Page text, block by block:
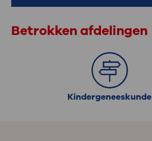
Betrokken afdelingen
Kindergeneeskunde